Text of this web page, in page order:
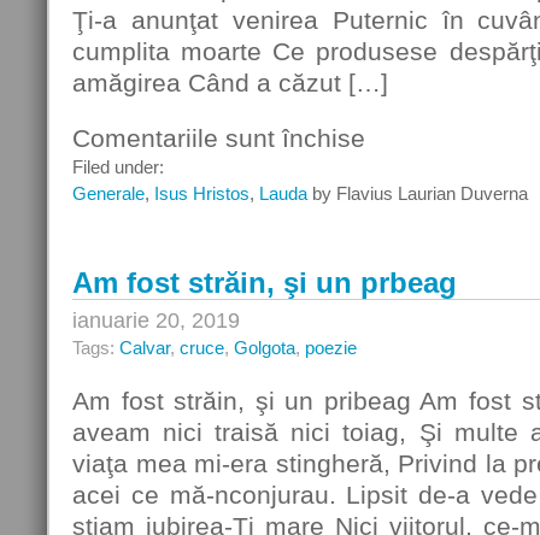
Ţi-a anunţat venirea Puternic în
cumplita moarte Ce produsese
amăgirea Când a căzut […]
Comentariile sunt închise
Filed under:
Generale, Isus Hristos, Lauda by Flavius Laurian Duverna
Am fost străin, şi un prbeag
ianuarie 20, 2019
Tags: Calvar, cruce, Golgota, poezie
Am fost străin, şi un pribeag Am fost
aveam nici traisă nici toiag, Şi multe
viaţa mea mi-era stingheră, Privind la
acei ce mă-nconjurau. Lipsit de-a
ştiam iubirea-Ţi mare Nici viitorul, ce-